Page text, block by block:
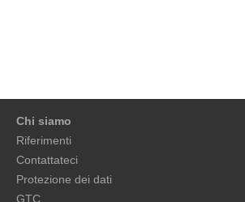
Chi siamo
Riferimenti
Contattateci
Protezione dei dati
GTC